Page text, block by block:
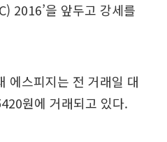
2016’을 앞두고 강세를
에스피지는 전 거래일 대
원에 거래되고 있다.